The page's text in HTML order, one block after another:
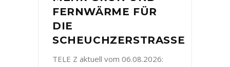
FERNWÄRME FÜR
DIE
SCHEUCHZERSTRASSE
TELE Z aktuell vom 06.08.2026: